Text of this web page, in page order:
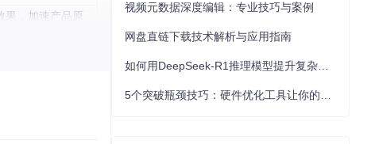
果，加速产品原
视频元数据深度编辑：专业技巧与案例
网盘直链下载技术解析与应用指南